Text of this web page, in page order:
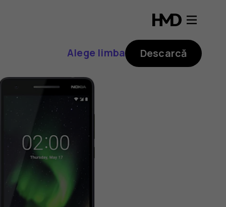
Alege limba Descarcă